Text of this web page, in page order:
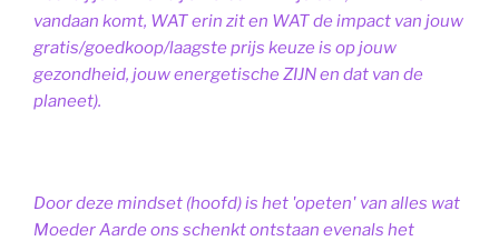
vandaan komt, WAT erin zit en WAT de impact van jouw
gratis/goedkoop/laagste prijs keuze is op jouw
gezondheid, jouw energetische ZIJN en dat van de
planeet).
Door deze mindset (hoofd) is het 'opeten' van alles wat
Moeder Aarde ons schenkt ontstaan evenals het